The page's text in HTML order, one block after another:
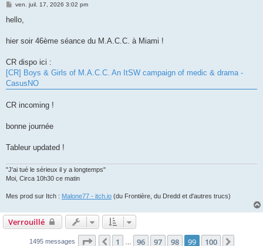
M
s
g
ven. juil. 17, 2026 3:02 pm
hello,
hier soir 46ème séance du M.A.C.C. à Miami !
CR dispo ici :
[CR] Boys & Girls of M.A.C.C. An ItSW campaign of medic & drama -
CasusNO
CR incoming !
bonne journée
Tableur updated !
"J'ai tué le sérieux il y a longtemps"
Moi, Circa 10h30 ce matin
Mes prod sur Itch : Malone77 - itch.io (du Frontière, du Dredd et d'autres trucs)
Verrouillé
1495 messages Page 99 sur 100
Précédent
1 96 97 98 99 100